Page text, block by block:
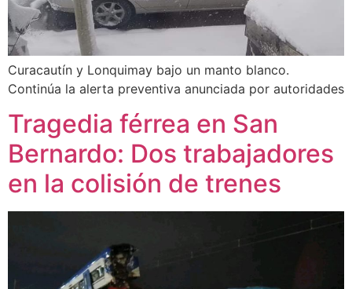
Curacautín y Lonquimay bajo un manto blanco.
Continúa la alerta preventiva anunciada por autoridades
Tragedia férrea en San
Bernardo: Dos trabajadores
en la colisión de trenes